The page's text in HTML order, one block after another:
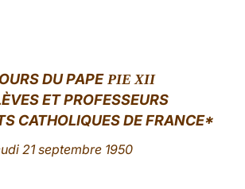
DU PAPEPIE XII
ET PROFESSEURS
CATHOLIQUES DE FRANCE*
21 septembre 1950